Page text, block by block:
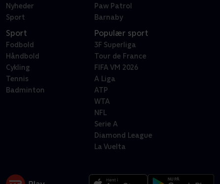
Nyheder
Sport
Paw Patrol
Barnaby
Sport
Fodbold
Håndbold
Cykling
Tennis
Badminton
Populær sport
3F Superliga
Tour de France
FIFA VM 2026
A Liga
ATP
WTA
NFL
Serie A
Diamond League
La Vuelta